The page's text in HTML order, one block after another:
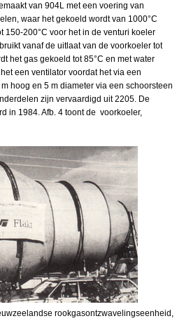
van 904L met een voering van
waar het gekoeld wordt van 1000°C
150-200°C voor het in de venturi koeler
vanaf de uitlaat van de voorkoeler tot
het gas gekoeld tot 85°C en met water
een ventilator voordat het via een
hoog en 5 m diameter via een schoorsteen
zijn vervaardigd uit 2205. De
in 1984. Afb. 4 toont de voorkoeler,
rookgasontzwavelingseenheid,